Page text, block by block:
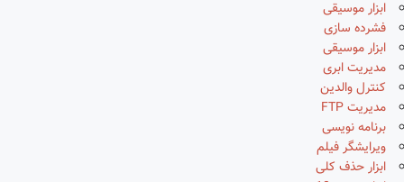
ابزار موسیقی
فشرده سازی
ابزار موسیقی
مدیریت ابری
کنترل والدین
مدیریت FTP
برنامه نویسی
ویرایشگر فیلم
ابزار حذف کلی